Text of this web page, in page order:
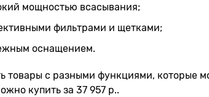
мощностью всасывания;
фильтрами и щетками;
оснащением.
товары с разными функциями, которые
купить за 37 957 р..